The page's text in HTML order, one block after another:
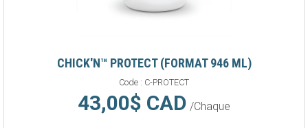
CHICK'N™ PROTECT (FORMAT 946 ML)
Code : C-PROTECT
43,00$ CAD /Chaque